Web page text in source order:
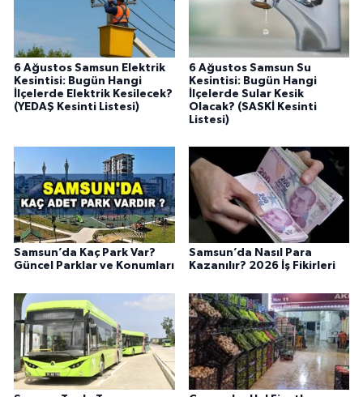
6 Ağustos Samsun Elektrik
Kesintisi: Bugün Hangi
İlçelerde Elektrik Kesilecek?
(YEDAŞ Kesinti Listesi)
6 Ağustos Samsun Su
Kesintisi: Bugün Hangi
İlçelerde Sular Kesik
Olacak? (SASKİ Kesinti
Listesi)
Samsun’da Kaç Park Var?
Güncel Parklar ve Konumları
Samsun’da Nasıl Para
Kazanılır? 2026 İş Fikirleri